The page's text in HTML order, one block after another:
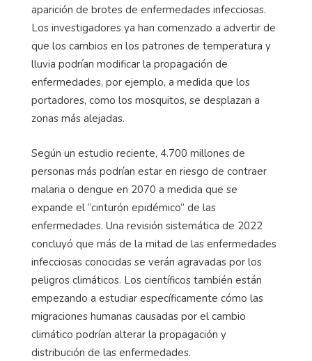
aparición de brotes de enfermedades infecciosas.
Los investigadores ya han comenzado a advertir de
que los cambios en los patrones de temperatura y
lluvia podrían modificar la propagación de
enfermedades, por ejemplo, a medida que los
portadores, como los mosquitos, se desplazan a
zonas más alejadas.
Según un estudio reciente, 4.700 millones de
personas más podrían estar en riesgo de contraer
malaria o dengue en 2070 a medida que se
expande el “cinturón epidémico” de las
enfermedades. Una revisión sistemática de 2022
concluyó que más de la mitad de las enfermedades
infecciosas conocidas se verán agravadas por los
peligros climáticos. Los científicos también están
empezando a estudiar específicamente cómo las
migraciones humanas causadas por el cambio
climático podrían alterar la propagación y
distribución de las enfermedades.